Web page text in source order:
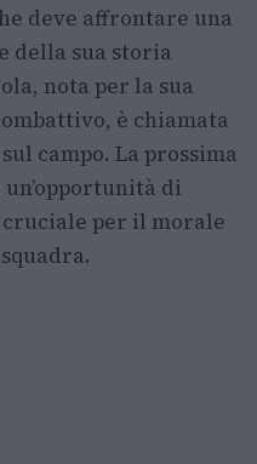
deve affrontare una
della sua storia
nota per la sua
è chiamata
campo. La prossima
di
per il morale